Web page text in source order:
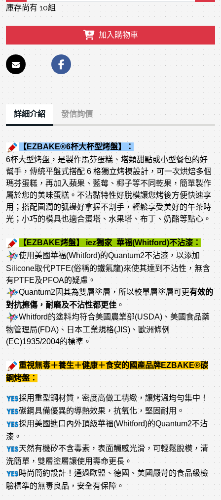
庫存尚有 10組
加入購物車
詳細介紹 發信詢價
【EZBAKE®6杯大杯型烤盤】：
6杯大型烤盤，是製作馬芬蛋糕、塔類甜點或小型餐包的好
幫手，傳統平盤式搭配 6 格獨立烤模設計，可一次烘焙多個
瑪芬蛋糕，再加入蘋果、藍莓、椰子等不同乾果，簡單製作
屬於您的美味蛋糕。不沾黏特性好脫模讓您烤後方便快速享
用；搭配圓潤的弧邊好拿握不割手，輕鬆享受美好的午茶時
光；小巧的模具也適合蛋塔、水果塔、布丁、奶酪等點心。
【EZBAKE烤盤】 iez獨家_華福(Whitford)不沾漆：
使用美國華福(Whitford)的Quantum2不沾漆，以添加
Silicone取代PTFE(俗稱的鐵氟龍)來使其達到不沾性，無含
有PTFE及PFOA的疑慮。
Quantum2因其為雙層塗層，所以較單層塗層可更有效的
對抗擦傷，耐磨及不沾性都更佳。
Whitford的塗料均符合美國農業部(USDA)、美國食品藥
物管理局(FDA)、日本工業規格(JIS)、歐洲條例
(EC)1935/2004的標準。
重視無毒＋養生＋健康＋食安的國產品牌EZBAKE®碳
鋼烤盤：
採用重型鋼材質，密度高做工精緻，讓烤溫均勻集中！
碳鋼具備優異的導熱效果，抗氧化，堅固耐用。
採用美國進口內外頂級華福(Whitford)的Quantum2不沾
漆。
天然有機矽不含毒素，表面觸感光滑，可輕鬆脫模，清
洗簡單，雙層塗層讓使用壽命更長。
時尚簡約設計！通過歐盟、德國、美國嚴苛的食品級檢
驗標準的無毒良品，安全有保障。